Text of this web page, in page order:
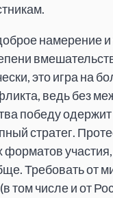
намерение
это игра на
ведь без
победу
стратег.
форматов
Требовать от
том числе и от